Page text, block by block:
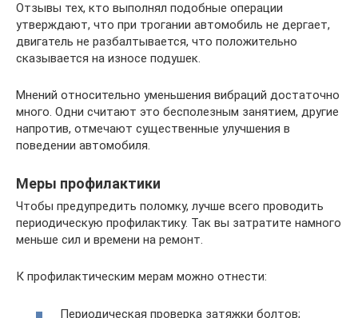
Отзывы тех, кто выполнял подобные операции
утверждают, что при трогании автомобиль не дергает,
двигатель не разбалтывается, что положительно
сказывается на износе подушек.
Мнений относительно уменьшения вибраций достаточно
много. Одни считают это бесполезным занятием, другие
напротив, отмечают существенные улучшения в
поведении автомобиля.
Меры профилактики
Чтобы предупредить поломку, лучше всего проводить
периодическую профилактику. Так вы затратите намного
меньше сил и времени на ремонт.
К профилактическим мерам можно отнести:
Периодическая проверка затяжки болтов;